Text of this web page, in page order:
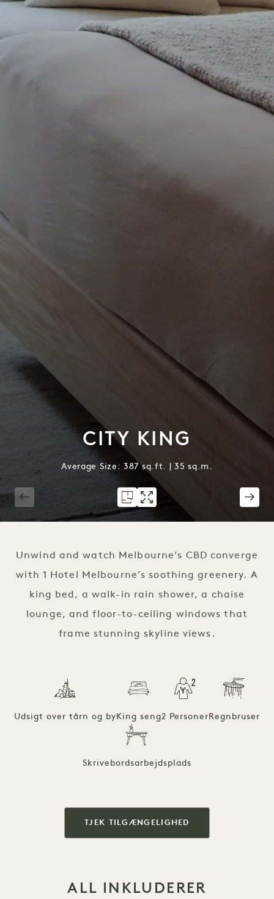
CITY KING
Average Size: 387 sq.ft. | 35 sq.m.
Unwind and watch Melbourne’s CBD converge
with 1 Hotel Melbourne’s soothing greenery. A
king bed, a walk-in rain shower, a chaise
lounge, and floor-to-ceiling windows that
frame stunning skyline views.
Udsigt over tårn og by King seng2 Personer Regnbruser
Skrivebordsarbejdsplads
TJEK TILGÆNGELIGHED
ALL INKLUDERER